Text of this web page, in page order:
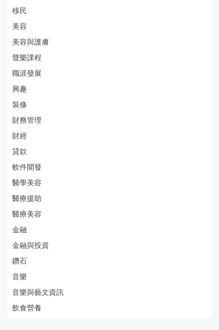
移民
美容
美容與護膚
聲樂課程
職涯發展
興趣
裝修
財務管理
財經
貸款
軟件開發
醫學美容
醫療援助
醫療美容
金融
金融與投資
鑽石
音樂
音樂與藝文資訊
飲食營養